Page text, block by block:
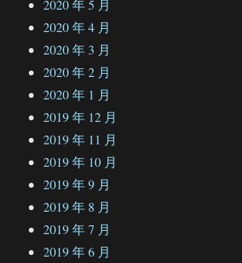
2020 年 5 月
2020 年 4 月
2020 年 3 月
2020 年 2 月
2020 年 1 月
2019 年 12 月
2019 年 11 月
2019 年 10 月
2019 年 9 月
2019 年 8 月
2019 年 7 月
2019 年 6 月